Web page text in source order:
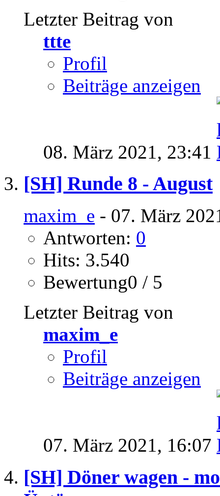
Letzter Beitrag von
ttte
Profil
Beiträge anzeigen
08. März 2021, 23:41
[SH] Runde 8 - August
maxim_e - 07. März
Antworten: 0
Hits: 3.540
Bewertung0 / 5
Letzter Beitrag von
maxim_e
Profil
Beiträge anzeigen
07. März 2021, 16:07
[SH] Döner wagen -